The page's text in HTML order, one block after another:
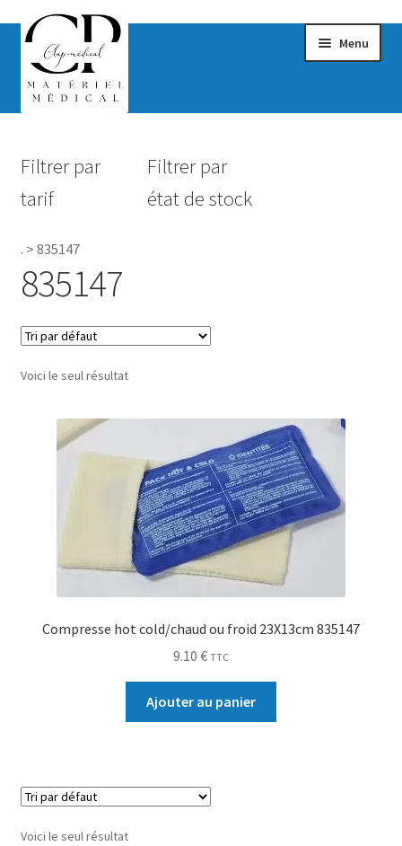
Menu
Hygiène
Accessoires Salle de bain
Sécurité
Filtrer par
tarif
Filtrer par
état de stock
. > 835147
835147
Voici le seul résultat
Compresse hot cold/chaud ou froid 23X13cm 835147
9.10 € TTC
Ajouter au panier
Voici le seul résultat